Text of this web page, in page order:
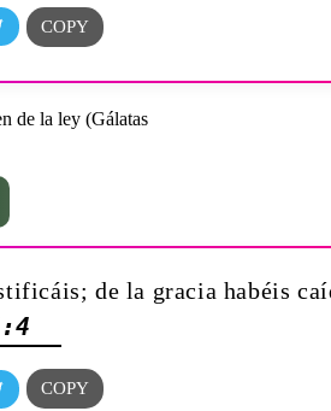
de la gracia habéis